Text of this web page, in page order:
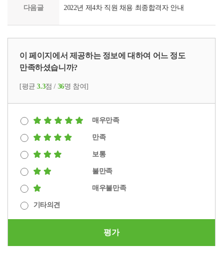
다음글 2022년 제4차 직원 채용 최종합격자 안내
이 페이지에서 제공하는 정보에 대하여 어느 정도
만족하셨습니까?
[평균3.3점 / 36명 참여]
매우만족
만족
보통
불만족
매우불만족
기타의견
평가